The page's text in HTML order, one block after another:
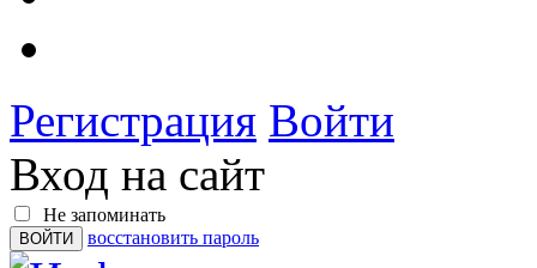
Регистрация Войти
Вход на сайт
Не запоминать
восстановить пароль